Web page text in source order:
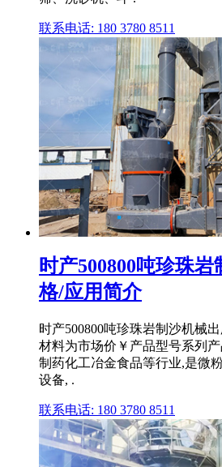
联系电话: 180 3780 8511
时产500800吨珍珠
格/应用简介
时产500800吨珍珠岩制沙机械
材料为市场价￥产品型号系列
制药化工冶金食品等行业,是微
设备, .
联系电话: 180 3780 8511